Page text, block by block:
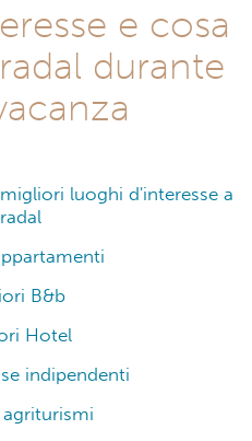
e cosa
durante
luoghi d'interesse a
B&b
Hotel
indipendenti